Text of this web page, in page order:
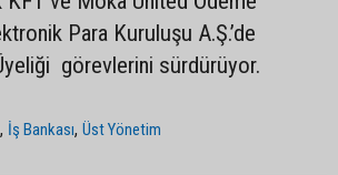
Para Kuruluşu A.Ş.’de
görevlerini sürdürüyor.
, İş Bankası,Üst Yönetim